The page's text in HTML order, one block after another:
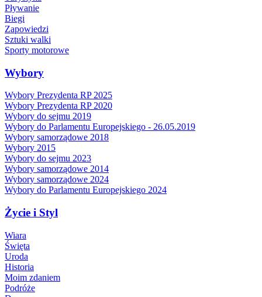
Pływanie
Biegi
Zapowiedzi
Sztuki walki
Sporty motorowe
Wybory
Wybory Prezydenta RP 2025
Wybory Prezydenta RP 2020
Wybory do sejmu 2019
Wybory do Parlamentu Europejskiego - 26.05.2019
Wybory samorządowe 2018
Wybory 2015
Wybory do sejmu 2023
Wybory samorządowe 2014
Wybory samorządowe 2024
Wybory do Parlamentu Europejskiego 2024
Życie i Styl
Wiara
Święta
Uroda
Historia
Moim zdaniem
Podróże